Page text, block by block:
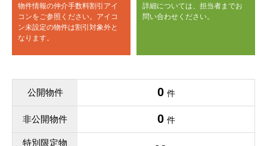
物件情報の仲介手数料割引アイ
コンをご参照ください。 アイコ
ン未設定の物件は割引対象外と
なります。
詳細については、担当者までお
問い合わせください。
公開物件 0 件
非公開物件 0 件
特別限定物